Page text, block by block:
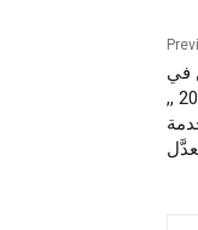
في
وظائف الحكومية المصرية خلال شهر يوليو 2016 ,,